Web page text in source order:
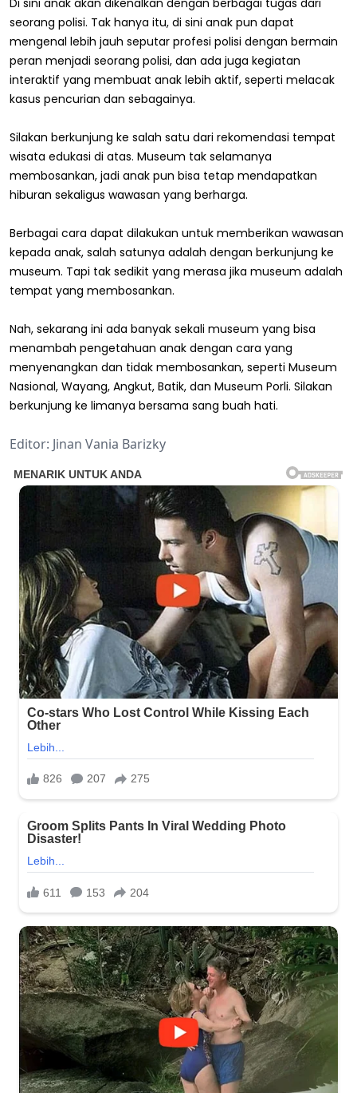
Di sini anak akan dikenalkan dengan berbagai tugas dari
seorang polisi. Tak hanya itu, di sini anak pun dapat
mengenal lebih jauh seputar profesi polisi dengan bermain
peran menjadi seorang polisi, dan ada juga kegiatan
interaktif yang membuat anak lebih aktif, seperti melacak
kasus pencurian dan sebagainya.
Silakan berkunjung ke salah satu dari rekomendasi tempat
wisata edukasi di atas. Museum tak selamanya
membosankan, jadi anak pun bisa tetap mendapatkan
hiburan sekaligus wawasan yang berharga.
Berbagai cara dapat dilakukan untuk memberikan wawasan
kepada anak, salah satunya adalah dengan berkunjung ke
museum. Tapi tak sedikit yang merasa jika museum adalah
tempat yang membosankan.
Nah, sekarang ini ada banyak sekali museum yang bisa
menambah pengetahuan anak dengan cara yang
menyenangkan dan tidak membosankan, seperti Museum
Nasional, Wayang, Angkut, Batik, dan Museum Porli. Silakan
berkunjung ke limanya bersama sang buah hati.
Editor: Jinan Vania Barizky